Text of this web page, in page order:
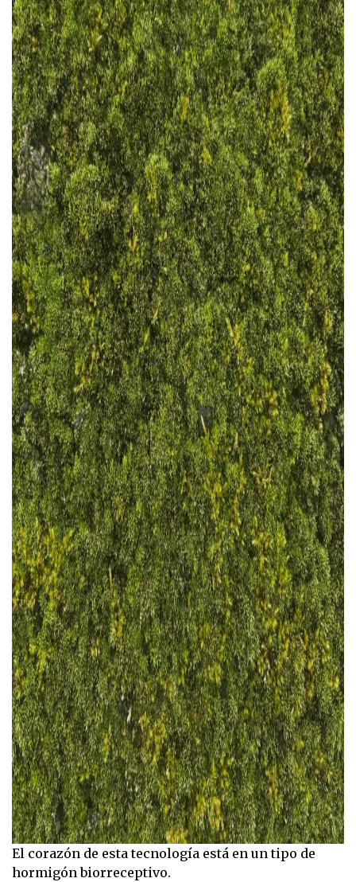
El corazón de esta tecnología está en un tipo de
hormigón biorreceptivo.